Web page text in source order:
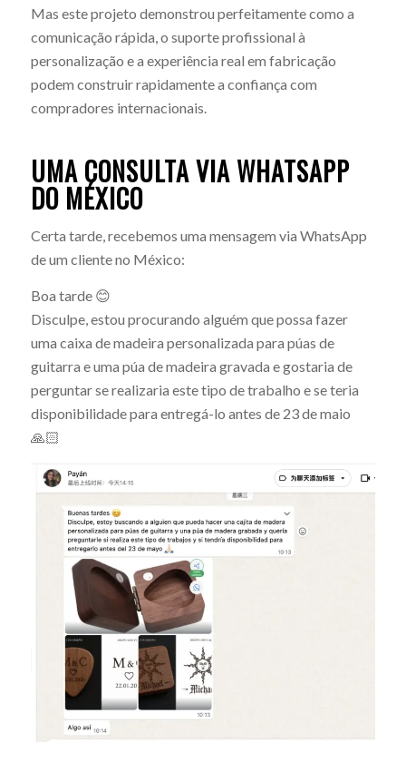
Mas este projeto demonstrou perfeitamente como a
comunicação rápida, o suporte profissional à
personalização e a experiência real em fabricação
podem construir rapidamente a confiança com
compradores internacionais.
UMA CONSULTA VIA WHATSAPP
DO MÉXICO
Certa tarde, recebemos uma mensagem via WhatsApp
de um cliente no México:
Boa tarde 😊
Disculpe, estou procurando alguém que possa fazer
uma caixa de madeira personalizada para púas de
guitarra e uma púa de madeira gravada e gostaria de
perguntar se realizaria este tipo de trabalho e se teria
disponibilidade para entregá-lo antes de 23 de maio
🙏🏻